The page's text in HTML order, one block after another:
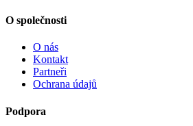
O společnosti
O nás
Kontakt
Partneři
Ochrana údajů
Podpora